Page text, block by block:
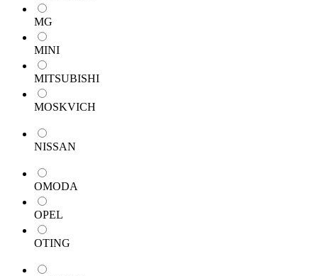
MG
MINI
MITSUBISHI
MOSKVICH
NISSAN
OMODA
OPEL
OTING